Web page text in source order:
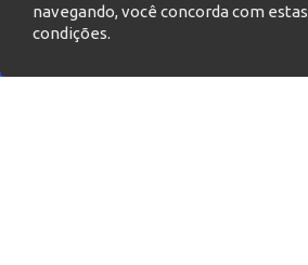
navegando, você concorda com estas
condições.